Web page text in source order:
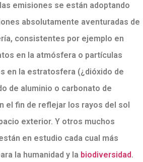
emisiones se están adoptando
absolutamente aventuradas de
consistentes por ejemplo en
en la atmósfera o partículas
en la estratosfera (¿dióxido de
de aluminio o carbonato de
el fin de reflejar los rayos del sol
exterior. Y otros muchos
en estudio cada cual más
la humanidad y la biodiversidad.